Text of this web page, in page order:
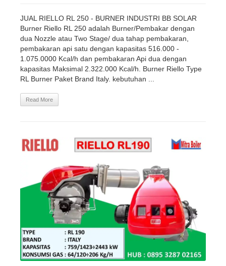
JUAL RIELLO RL 250 - BURNER INDUSTRI BB SOLAR
Burner Riello RL 250 adalah Burner/Pembakar dengan
dua Nozzle atau Two Stage/ dua tahap pembakaran,
pembakaran api satu dengan kapasitas 516.000 -
1.075.0000 Kcal/h dan pembakaran Api dua dengan
kapasitas Maksimal 2.322.000 Kcal/h. Burner Riello Type
RL Burner Paket Brand Italy. kebutuhan ...
Read More